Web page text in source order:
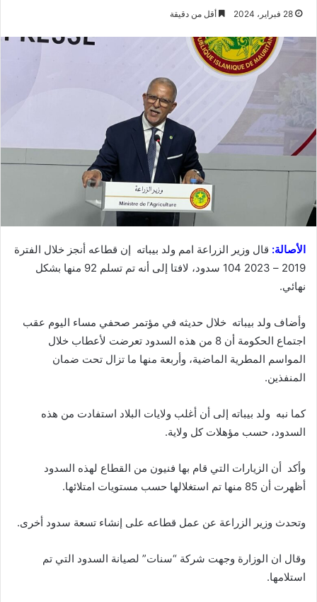
28 فبراير، 2024 أقل من دقيقة
الأصالة: قال وزير الزراعة امم ولد بيباته إن قطاعه أنجز خلال الفترة
2019 – 2023 104 سدود، لافتا إلى أنه تم تسلم 92 منها بشكل
نهائي.
وأضاف ولد بيباته خلال حديثه في مؤتمر صحفي مساء اليوم عقب
اجتماع الحكومة أن 8 من هذه السدود تعرضت لأعطاب خلال
المواسم المطرية الماضية، وأربعة منها ما تزال تحت ضمان
المنفذين.
كما نبه ولد بيباته إلى أن أغلب ولايات البلاد استفادت من هذه
السدود، حسب مؤهلات كل ولاية.
وأكد أن الزيارات التي قام بها فنيون من القطاع لهذه السدود
أظهرت أن 85 منها تم استغلالها حسب مستويات امتلائها.
وتحدث وزير الزراعة عن عمل قطاعه على إنشاء تسعة سدود أخرى.
وقال ان الوزارة وجهت شركة “سنات” لصيانة السدود التي تم
استلامها.